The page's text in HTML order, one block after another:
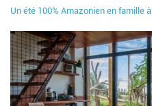
Un été 100% Amazonien en famille